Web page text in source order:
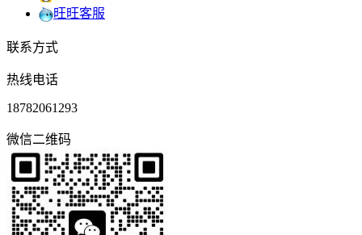
旺旺客服
联系方式
热线电话
18782061293
微信二维码